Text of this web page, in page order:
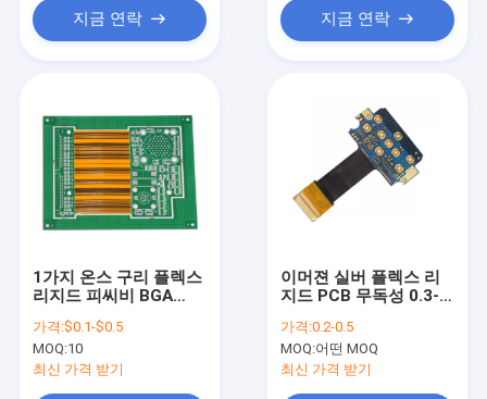
지금 연락 지금 연락
1가지 온스 구리 플렉스
리지드 피씨비 BGA
계 서비스
가격:$0.1-$0.5
MOQ:10
최신 가격 받기
이머젼 실버 플렉스 리
지드 PCB 무독성 0.3-
가격:0.2-0.5
MOQ:어떤 MOQ
최신 가격 받기